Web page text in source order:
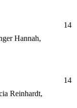
Hannah,
14
Reinhardt,
14